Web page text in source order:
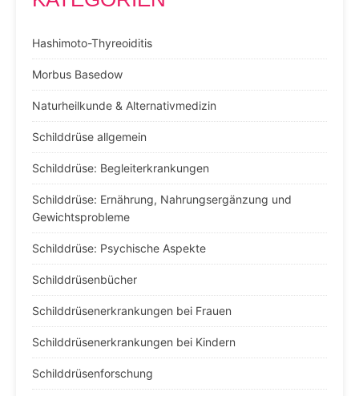
Hashimoto-Thyreoiditis
Morbus Basedow
Naturheilkunde & Alternativmedizin
Schilddrüse allgemein
Schilddrüse: Begleiterkrankungen
Schilddrüse: Ernährung, Nahrungsergänzung und
Gewichtsprobleme
Schilddrüse: Psychische Aspekte
Schilddrüsenbücher
Schilddrüsenerkrankungen bei Frauen
Schilddrüsenerkrankungen bei Kindern
Schilddrüsenforschung